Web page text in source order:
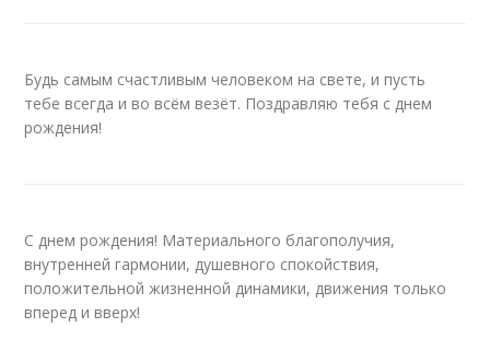
Будь самым счастливым человеком на свете, и пусть
тебе всегда и во всём везёт. Поздравляю тебя с днем
рождения!
С днем рождения! Материального благополучия,
внутренней гармонии, душевного спокойствия,
положительной жизненной динамики, движения только
вперед и вверх!